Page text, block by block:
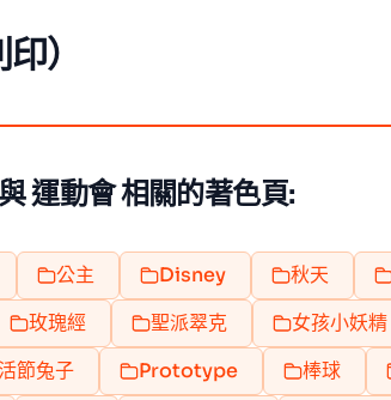
）
運動會 相關的著色頁:
公主 Disney 秋天
玫瑰經 聖派翠克 女孩小妖精
節兔子 Prototype 棒球